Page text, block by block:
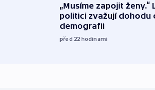
„Musíme zapojit ženy.“
politici zvažují dohodu
demografii
před 22 hodinami